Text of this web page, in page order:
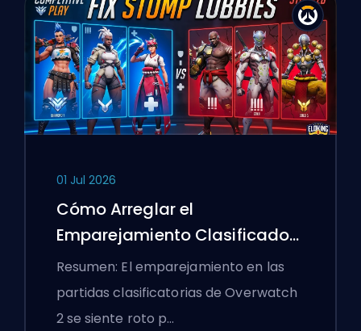
01 Jul 2026
Cómo Arreglar el
Emparejamiento Clasificado
de Overwatch 2 y los Lobbies
Aplastantes
Resumen: El emparejamiento en las
partidas clasificatorias de Overwatch
2 se siente roto p…